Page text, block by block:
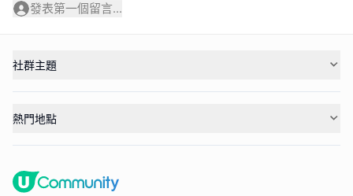
發表第一個留言...
社群主題
熱門地點